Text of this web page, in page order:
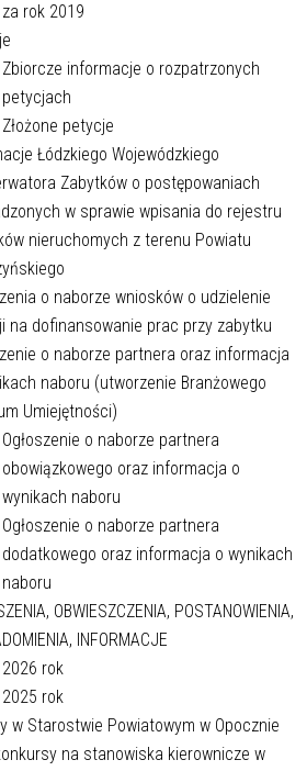
za rok 2019
Zbiorcze informacje o rozpatrzonych
petycjach
Złożone petycje
Łódzkiego Wojewódzkiego
Zabytków o postępowaniach
w sprawie wpisania do rejestru
nieruchomych z terenu Powiatu
o naborze wniosków o udzielenie
na dofinansowanie prac przy zabytku
o naborze partnera oraz informacja
naboru (utworzenie Branżowego
Umiejętności)
Ogłoszenie o naborze partnera
obowiązkowego oraz informacja o
wynikach naboru
Ogłoszenie o naborze partnera
dodatkowego oraz informacja o wynikach
naboru
OBWIESZCZENIA, POSTANOWIENIA,
INFORMACJE
2026 rok
2025 rok
w Starostwie Powiatowym w Opocznie
na stanowiska kierownicze w